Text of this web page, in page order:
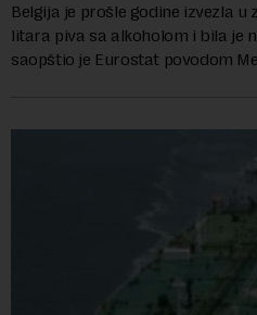
Belgija je prošle godine izvezla u
litara piva sa alkoholom i bila je
saopštio je Eurostat povodom